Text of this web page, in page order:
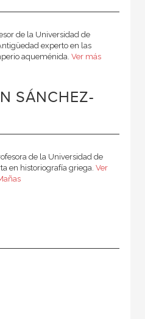
de la Universidad de
experto en las
aqueménida. Ver más
SÁNCHEZ-
de la Universidad de
en historiografía griega. Ver